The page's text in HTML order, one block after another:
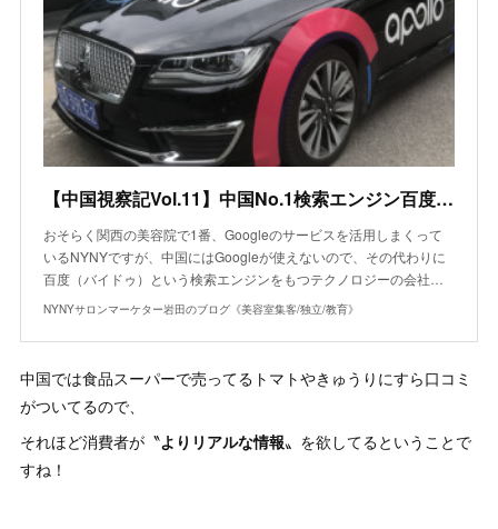
【中国視察記Vol.11】中国No.1検索エンジン百度(バイドゥ)とGoogleの違いは『信頼度』
おそらく関西の美容院で1番、Googleのサービスを活用しまくって
いるNYNYですが、中国にはGoogleが使えないので、その代わりに
百度（バイドゥ）という検索エンジンをもつテクノロジーの会社…
NYNYサロンマーケター岩田のブログ《美容室集客/独立/教育》
中国では食品スーパーで売ってるトマトやきゅうりにすら口コミ
がついてるので、
それほど消費者が〝よりリアルな情報〟を欲してるということで
すね！